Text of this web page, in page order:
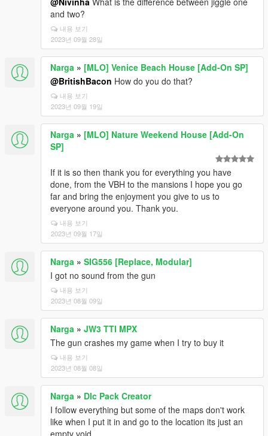
and two?
내용 보기
2023년 09월 28일
Narga » [MLO] Venice Beach House [Add-On SP]
@BritishBacon How do you do that?
내용 보기
2023년 09월 19일
Narga » [MLO] Nature Weekend House [Add-On
SP]
If it is so then thank you for everything you have
done, from the VBH to the mansions I hope you go
far and bring the enjoyment you give to us to
everyone around you. Thank you.
내용 보기
2023년 09월 17일
Narga » SIG556 [Replace, Modular]
I got no sound from the gun
내용 보기
2023년 08월 09일
Narga » JW3 TTI MPX
The gun crashes my game when I try to buy it
내용 보기
2023년 08월 08일
Narga » Dlc Pack Creator
I follow everything but some of the maps don't work
like when I put it in and go to the location its just an
empty void